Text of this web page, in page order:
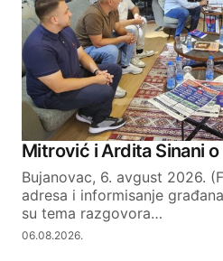
Mitrović i Ardita Sinani
Bujanovac, 6. avgust 2026.
adresa i informisanje
su tema razgovora…
06.08.2026.